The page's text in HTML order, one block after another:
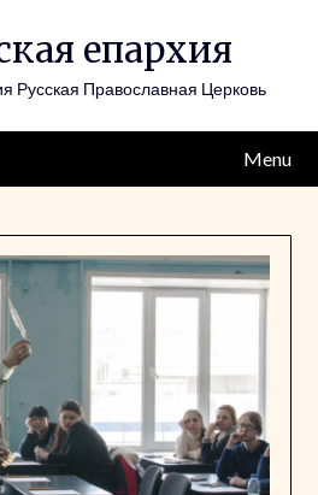
епархия
Русская Православная Церковь
Menu